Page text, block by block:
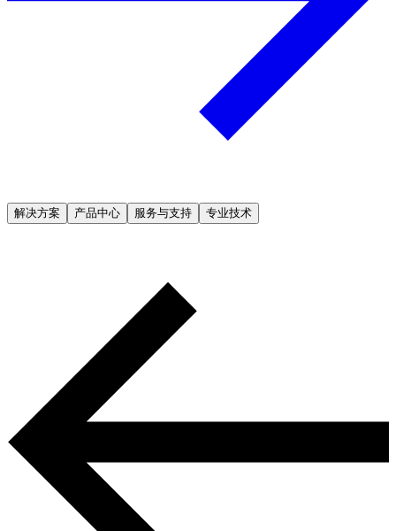
解决方案 产品中心 服务与支持 专业技术